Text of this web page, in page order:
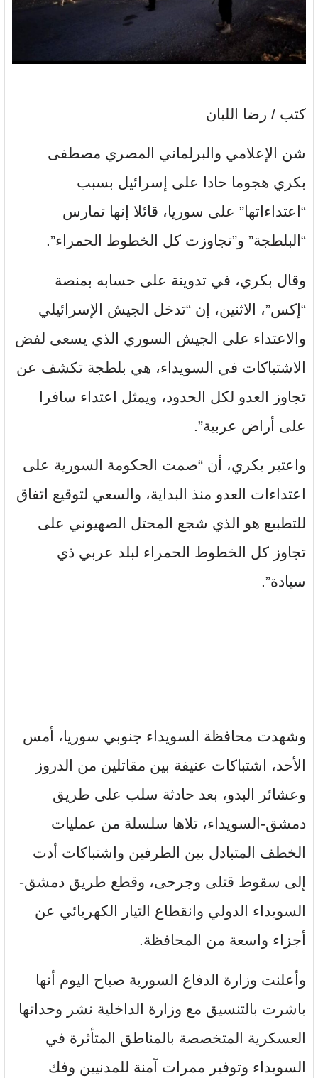
كتب / رضا اللبان
شن الإعلامي والبرلماني المصري مصطفى
بكري هجوما حادا على إسرائيل بسبب
“اعتداءاتها” على سوريا، قائلا إنها تمارس
“البلطجة” و”تجاوزت كل الخطوط الحمراء”.
وقال بكري، في تدوينة على حسابه بمنصة
“إكس”، الاثنين، إن “‏تدخل الجيش الإسرائيلي
والاعتداء على الجيش السوري الذي يسعى لفض
الاشتباكات في السويداء، هي بلطجة تكشف عن
تجاوز العدو لكل الحدود، ويمثل اعتداء سافرا
على أراض عربية”.
واعتبر بكري، أن “صمت الحكومة السورية على
اعتداءات العدو منذ البداية، والسعي لتوقيع اتفاق
للتطبيع هو الذي شجع المحتل الصهيوني على
تجاوز كل الخطوط الحمراء لبلد عربي ذي
سيادة”.
وشهدت محافظة السويداء جنوبي سوريا، أمس
الأحد، اشتباكات عنيفة بين مقاتلين من الدروز
وعشائر البدو، بعد حادثة سلب على طريق
دمشق-السويداء، تلاها سلسلة من عمليات
الخطف المتبادل بين الطرفين واشتباكات أدت
إلى سقوط قتلى وجرحى، وقطع طريق دمشق-
السويداء الدولي وانقطاع التيار الكهربائي عن
أجزاء واسعة من المحافظة.
وأعلنت وزارة الدفاع السورية صباح اليوم أنها
باشرت بالتنسيق مع وزارة الداخلية نشر وحداتها
العسكرية المتخصصة بالمناطق المتأثرة في
السويداء وتوفير ممرات آمنة للمدنيين وفك